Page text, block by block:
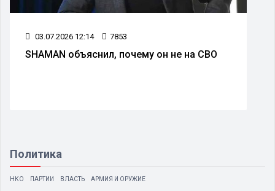
03.07.2026 12:14 7853
SHAMAN объяснил, почему он не на СВО
Политика
НКО ПАРТИИ ВЛАСТЬ АРМИЯ И ОРУЖИЕ